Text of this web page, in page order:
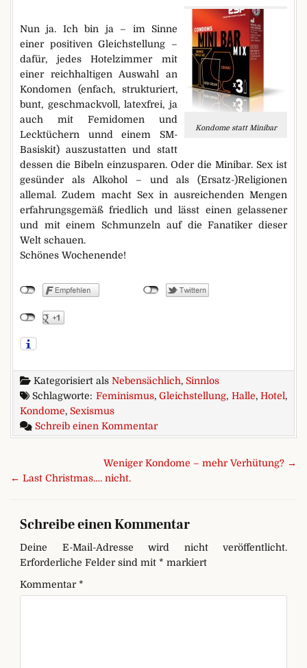
Kondome statt Minibar
Nun ja. Ich bin ja – im Sinne
einer positiven Gleichstellung –
dafür, jedes Hotelzimmer mit
einer reichhaltigen Auswahl an
Kondomen (enfach, strukturiert,
bunt, geschmackvoll, latexfrei, ja
auch mit Femidomen und
Lecktüchern unnd einem SM-
Basiskit) auszustatten und statt
dessen die Bibeln einzusparen. Oder die Minibar. Sex ist
gesünder als Alkohol – und als (Ersatz-)Religionen
allemal. Zudem macht Sex in ausreichenden Mengen
erfahrungsgemäß friedlich und lässt einen gelassener
und mit einem Schmunzeln auf die Fanatiker dieser
Welt schauen.
Schönes Wochenende!
Kategorisiert als Nebensächlich, Sinnlos
Schlagworte: Feminismus,Gleichstellung, Halle,Hotel,
Kondome, Sexismus
Schreib einen Kommentarzu Eigentlich ganz praktisch
BeitragsnavigationWeniger Kondome – mehr Verhütung? →
← Last Christmas…. nicht.
Schreibe einen Kommentar
Deine E-Mail-Adresse wird nicht veröffentlicht.
Erforderliche Felder sind mit * markiert
Kommentar *